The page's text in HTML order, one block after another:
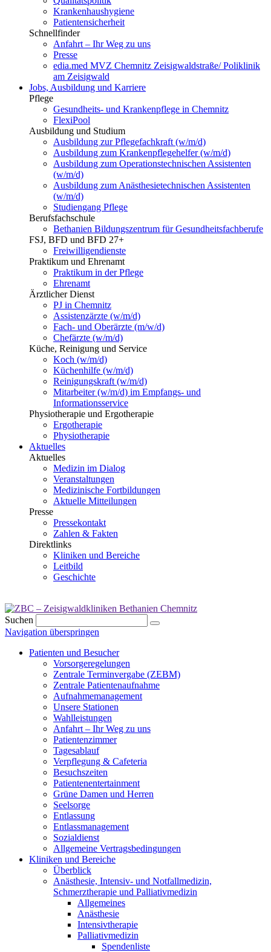
Krankenhaushygiene
Patientensicherheit
Schnellfinder
Anfahrt – Ihr Weg zu uns
Presse
edia.med MVZ Chemnitz Zeisigwaldstraße/ Poliklinik
am Zeisigwald
Jobs, Ausbildung und Karriere
Pflege
Gesundheits- und Krankenpflege in Chemnitz
FlexiPool
Ausbildung und Studium
Ausbildung zur Pflegefachkraft (w/m/d)
Ausbildung zum Krankenpflegehelfer (w/m/d)
Ausbildung zum Operationstechnischen Assistenten
(w/m/d)
Ausbildung zum Anästhesietechnischen Assistenten
(w/m/d)
Studiengang Pflege
Berufsfachschule
Bethanien Bildungszentrum für Gesundheitsfachberufe
FSJ, BFD und BFD 27+
Freiwilligendienste
Praktikum und Ehrenamt
Praktikum in der Pflege
Ehrenamt
Ärztlicher Dienst
PJ in Chemnitz
Assistenzärzte (w/m/d)
Fach- und Oberärzte (m/w/d)
Chefärzte (w/m/d)
Küche, Reinigung und Service
Koch (w/m/d)
Küchenhilfe (w/m/d)
Reinigungskraft (w/m/d)
Mitarbeiter (w/m/d) im Empfangs- und
Informationsservice
Physiotherapie und Ergotherapie
Ergotherapie
Physiotherapie
Aktuelles
Aktuelles
Medizin im Dialog
Veranstaltungen
Medizinische Fortbildungen
Aktuelle Mitteilungen
Presse
Pressekontakt
Zahlen & Fakten
Direktlinks
Kliniken und Bereiche
Leitbild
Geschichte
Suchen
Navigation überspringen
Patienten und Besucher
Vorsorgeregelungen
Zentrale Terminvergabe (ZEBM)
Zentrale Patientenaufnahme
Aufnahmemanagement
Unsere Stationen
Wahlleistungen
Anfahrt – Ihr Weg zu uns
Patientenzimmer
Tagesablauf
Verpflegung & Cafeteria
Besuchszeiten
Patientenentertainment
Grüne Damen und Herren
Seelsorge
Entlassung
Entlassmanagement
Sozialdienst
Allgemeine Vertragsbedingungen
Kliniken und Bereiche
Überblick
Anästhesie, Intensiv- und Notfallmedizin,
Schmerztherapie und Palliativmedizin
Allgemeines
Anästhesie
Intensivtherapie
Palliativmedizin
Spendenliste